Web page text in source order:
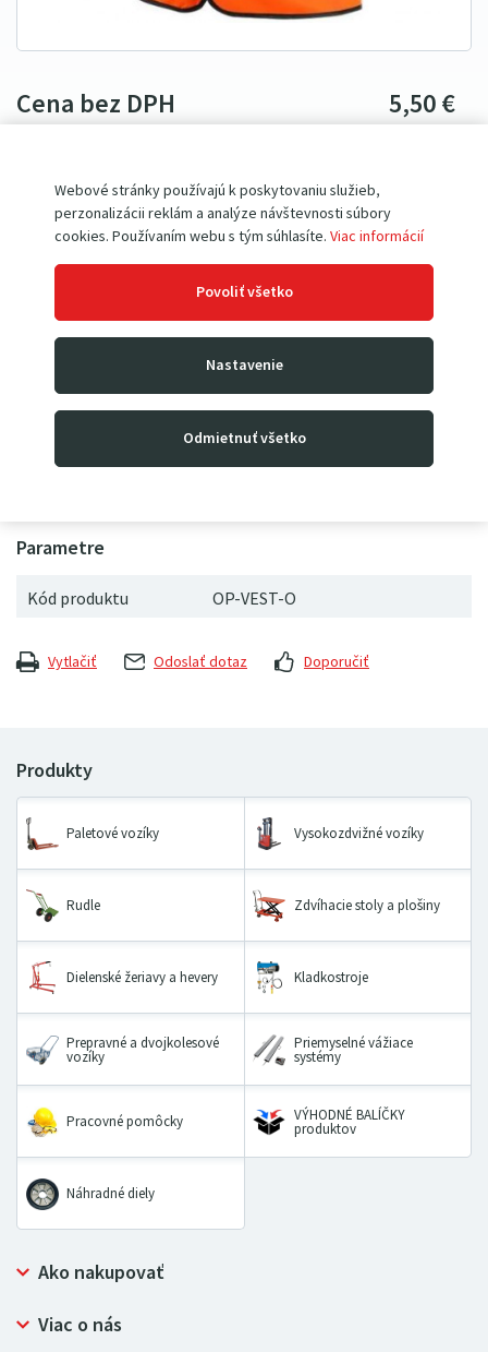
Webové stránky používajú k poskytovaniu služieb,
perzonalizácii reklám a analýze návštevnosti súbory
cookies. Používaním webu s tým súhlasíte. Viac informácií
Povoliť všetko
Nastavenie
Odmietnuť všetko
polyesteru. Obsahuje reflexné pásky, aby bola zvýšená
Kód produktu OP-VEST-O
Skladom
Cena bez DPH 5 50€
Porovnať
Vytlačiť Odoslať dotaz Doporučiť
Paletové vozíky Vysokozdvižné vozíky
Rudle Zdvíhacie stoly a plošiny
Dielenské žeriavy a hevery Kladkostroje
Prepravné a dvojkolesové
vozíky
Priemyselné vážiace
systémy
Pracovné pomôcky VÝHODNÉ BALÍČKY
produktov
Náhradné diely
Ako nakupovať
Prečo nakupovať u LUGERO
Viac o nás